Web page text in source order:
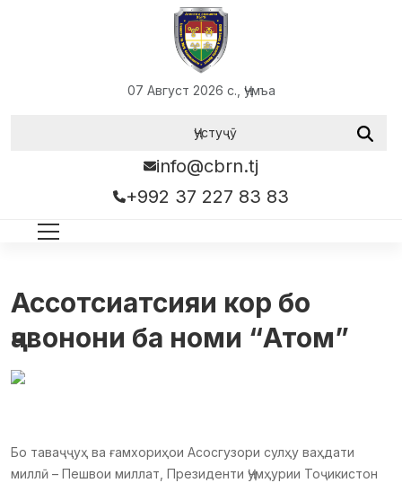
07 Август 2026 с., Ҷумъа
info@cbrn.tj
+992 37 227 83 83
Ассотсиатсияи кор бо
ҷавонони ба номи “Атом”
Бо таваҷҷуҳ ва ғамхориҳои Асосгузори сулҳу ваҳдати
миллӣ – Пешвои миллат, Президенти Ҷумҳурии Тоҷикистон